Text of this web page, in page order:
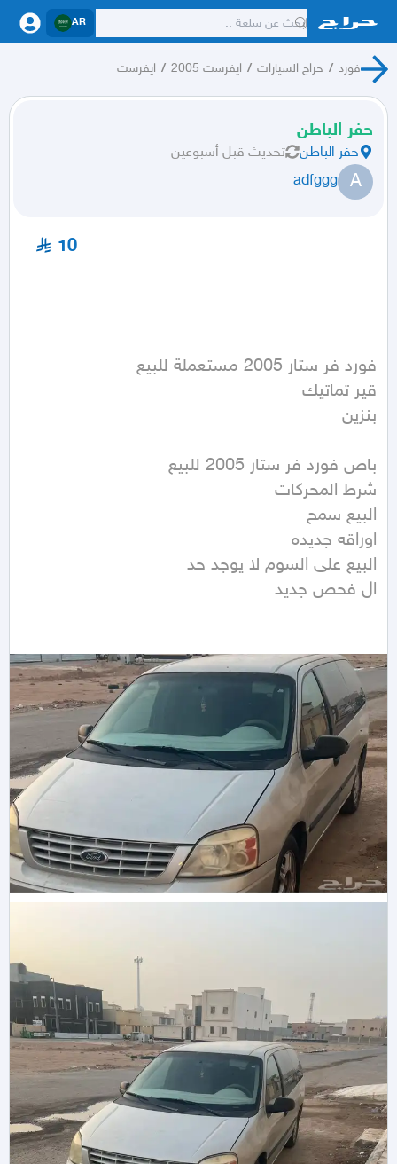
AR
فورد / حراج السيارات / ايفرست 2005 / ايفرست
حفر الباطن
حفر الباطن تحديث قبل أسبوعين
A
adfggg
10
ال فحص جديد